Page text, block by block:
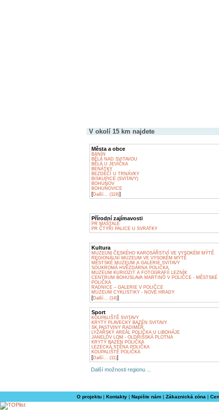
V okolí 15 km najdete
Města a obce
BANÍN
BĚLÁ NAD SVITAVOU
BĚLÁ U JEVÍČKA
BENÁTKY
BEZDĚČÍ U TRNÁVKY
BISKUPICE (SVITAVY)
BOHUŇOV
BOHUŇOVICE
[Další... (119)]
Přírodní zajímavosti
PR MAŠTALE
PR ČTYŘI PALICE U SVRATKY
Kultura
MUZEUM ČESKÉHO KAROSÁŘSTVÍ VE VYSOKÉM MÝTĚ
REGIONÁLNÍ MUZEUM VE VYSOKÉM MÝTĚ
MĚSTSKÉ MUZEUM A GALERIE SVITAVY
SOUKROMÁ HVĚZDÁRNA POLIČKA
MUZEUM KURIOZIT A FOTOGRAFIÍ LEZNÍK
CENTRUM BOHUSLAVA MARTINŮ V POLIČCE -
POLIČKA
RADNICE – GALERIE V POLIČCE
MUZEUM CYKLISTIKY - NOVÉ HRADY
[Další... (14)]
Sport
KOUPALIŠTĚ SVITAVY
KRYTÝ PLAVECKÝ BAZÉN SVITAVY
SK PASTVINY RADIMĚŘ
LYŽAŘSKÝ AREÁL POLIČKA U LIBOHÁJE
JANELŮV LOM - OLDŘIŠSKÁ PLOTNA
KRYTÝ BAZÉN POLIČKA
LEZECKÁ STĚNA POLIČKA
KOUPALIŠTĚ POLIČKA
[Další... (11)]
Další možnosti regionu ...
O projektu| Kontakty| Napište nám| Zákaznická zóna |